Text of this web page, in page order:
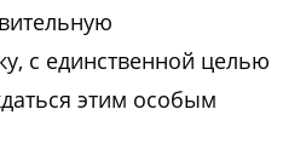
с единственной целью
этим особым